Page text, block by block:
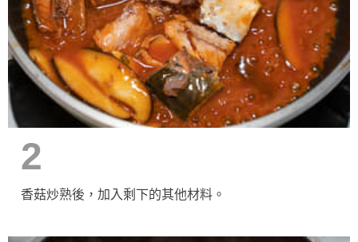
2
香菇炒熟後，加入剩下的其他材料。